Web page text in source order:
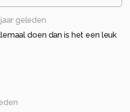
geleden
doen dan is het een leuk